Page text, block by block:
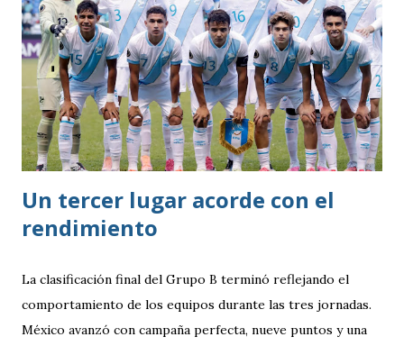
Un tercer lugar acorde con el
rendimiento
La clasificación final del Grupo B terminó reflejando el
comportamiento de los equipos durante las tres jornadas.
México avanzó con campaña perfecta, nueve puntos y una